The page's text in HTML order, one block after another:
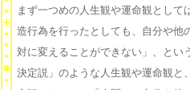
まず一つめの人生観や運命観として
造行為を行ったとしても、自分や他
対に変えることができない」、とい
決定説」のような人生観や運命観と